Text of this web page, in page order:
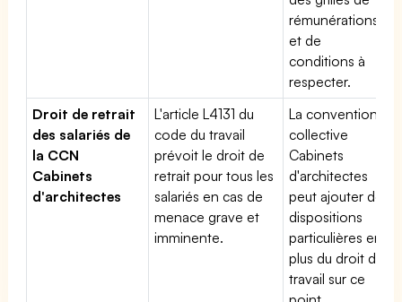
rémunérations
et de
conditions à
respecter.
Droit de retrait
des salariés de
la CCN
Cabinets
d'architectes
L'article L4131 du
code du travail
prévoit le droit de
retrait pour tous les
salariés en cas de
menace grave et
imminente.
La convention
collective
Cabinets
d'architectes
peut ajouter des
dispositions
particulières en
plus du droit du
travail sur ce